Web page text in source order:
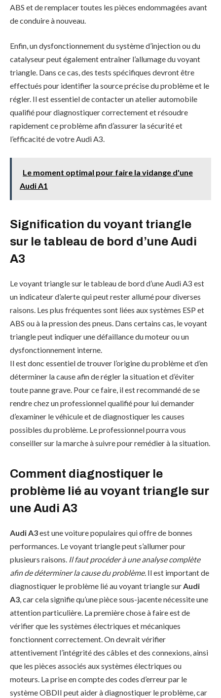
ABS et de remplacer toutes les pièces endommagées avant
de conduire à nouveau.
Enfin, un dysfonctionnement du système d’injection ou du
catalyseur peut également entraîner l’allumage du voyant
triangle. Dans ce cas, des tests spécifiques devront être
effectués pour identifier la source précise du problème et le
régler. Il est essentiel de contacter un atelier automobile
qualifié pour diagnostiquer correctement et résoudre
rapidement ce problème afin d’assurer la sécurité et
l’efficacité de votre Audi A3.
Le moment optimal pour faire la vidange d'une
Audi A1
Signification du voyant triangle
sur le tableau de bord d’une Audi
A3
Le voyant triangle sur le tableau de bord d’une Audi A3 est
un indicateur d’alerte qui peut rester allumé pour diverses
raisons. Les plus fréquentes sont liées aux systèmes ESP et
ABS ou à la pression des pneus. Dans certains cas, le voyant
triangle peut indiquer une défaillance du moteur ou un
dysfonctionnement interne.
Il est donc essentiel de trouver l’origine du problème et d’en
déterminer la cause afin de régler la situation et d’éviter
toute panne grave. Pour ce faire, il est recommandé de se
rendre chez un professionnel qualifié pour lui demander
d’examiner le véhicule et de diagnostiquer les causes
possibles du problème. Le professionnel pourra vous
conseiller sur la marche à suivre pour remédier à la situation.
Comment diagnostiquer le
problème lié au voyant triangle sur
une Audi A3
Audi A3est une voiture populaires qui offre de bonnes
performances. Le voyant triangle peut s’allumer pour
plusieurs raisons. Il faut procéder à une analyse complète
afin de déterminer la cause du problème. Il est important de
diagnostiquer le problème lié au voyant triangle surAudi
A3, car cela signifie qu’une pièce sous-jacente nécessite une
attention particulière. La première chose à faire est de
vérifier que les systèmes électriques et mécaniques
fonctionnent correctement. On devrait vérifier
attentivement l’intégrité des câbles et des connexions, ainsi
que les pièces associés aux systèmes électriques ou
moteurs. La prise en compte des codes d’erreur par le
système OBDII peut aider à diagnostiquer le problème, car